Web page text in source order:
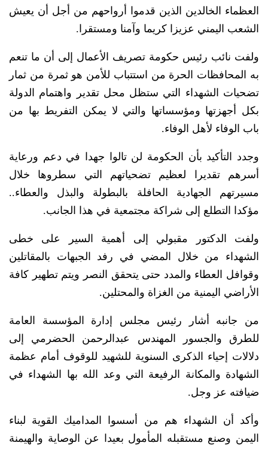
العظماء الخالدين الذين قدموا أرواحهم من أجل أن يعيش
الشعب اليمني عزيزا كريما وآمنا ومستقرا.
ولفت نائب رئيس حكومة تصريف الأعمال إلى أن ما تنعم
به المحافظات الحرة من استتباب للأمن هو ثمرة من ثمار
تضحيات الشهداء التي ستظل محل تقدير واهتمام الدولة
بكل أجهزتها ومؤسساتها والتي لا يمكن التفريط بها من
باب الوفاء لأهل الوفاء.
وجدد التأكيد بأن الحكومة لن تالوا جهدا في دعم ورعاية
أسرهم تقديرا لعظيم تضحياتهم التي سطروها خلال
مسيرتهم الجهادية الحافلة بالبطولة والبذل والعطاء..
مؤكدا التطلع إلى شراكة مجتمعية في هذا الجانب.
ولفت الدكتور مقبولي إلى أهمية السير على خطى
الشهداء من خلال المضي في رفد الجبهات بالمقاتلين
وقوافل العطاء والمدد حتى يتحقق النصر ويتم تطهير كافة
الأراضي اليمنية من الغزاة والمحتلين.
من جانبه أشار رئيس مجلس إدارة المؤسسة العامة
للطرق والجسور المهندس عبدالرحمن الحضرمي إلى
دلالات إحياء الذكرى السنوية للشهيد للوقوف أمام عظمة
الشهادة والمكانة الرفيعة التي وعد الله بها الشهداء في
ضيافته عز وجل.
وأكد أن الشهداء هم من أسسوا المداميك القوية لبناء
اليمن وصنع مستقبله المأمول بعيدا عن الوصاية والهيمنة